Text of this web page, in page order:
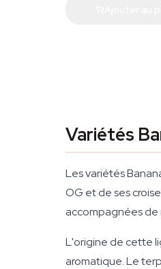
Variétés
Les variétés
OG et de ses
accompagnées de
L'origine de cette
aromatique. Le